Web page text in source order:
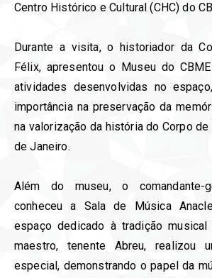
Centro Histórico e Cultural (CHC) do
Durante a visita, o historiador da
Félix, apresentou o Museu do
atividades desenvolvidas no
importância na preservação da
na valorização da história do Corpo
de Janeiro.
Além do museu, o comandante-
conheceu a Sala de Música
espaço dedicado à tradição musical
maestro, tenente Abreu, realizou
especial, demonstrando o papel da